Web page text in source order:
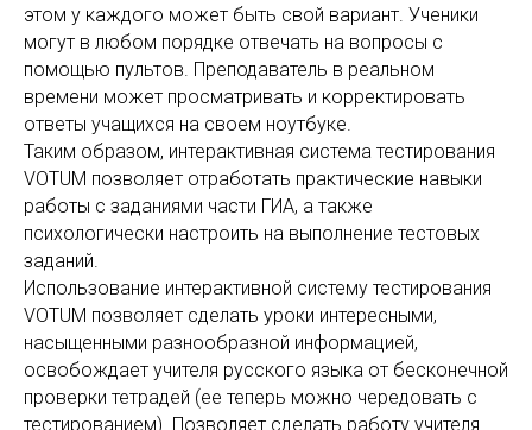
этом у каждого может быть свой вариант. Ученики
могут в любом порядке отвечать на вопросы с
помощью пультов. Преподаватель в реальном
времени может просматривать и корректировать
ответы учащихся на своем ноутбуке.
Таким образом, интерактивная система тестирования
VOTUM позволяет отработать практические навыки
работы с заданиями части ГИА, а также
психологически настроить на выполнение тестовых
заданий.
Использование интерактивной систему тестирования
VOTUM позволяет сделать уроки интересными,
насыщенными разнообразной информацией,
освобождает учителя русского языка от бесконечной
проверки тетрадей (ее теперь можно чередовать с
тестированием). Позволяет сделать работу учителя